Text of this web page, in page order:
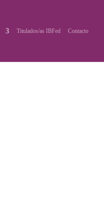
Titulados/as IBFed Contacto